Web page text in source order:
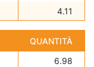
4.11
QUANTITÀ
6.98